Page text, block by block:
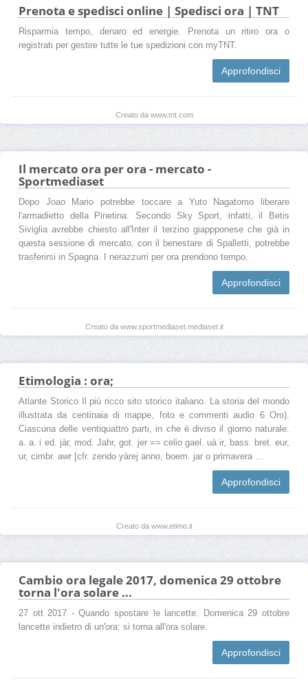
Prenota e spedisci online | Spedisci ora | TNT
Risparmia tempo, denaro ed energie. Prenota un ritiro ora o
registrati per gestire tutte le tue spedizioni con myTNT.
Approfondisci
Creato da www.tnt.com
Il mercato ora per ora - mercato -
Sportmediaset
Dopo Joao Mario potrebbe toccare a Yuto Nagatomo liberare
l'armadietto della Pinetina. Secondo Sky Sport, infatti, il Betis
Siviglia avrebbe chiesto all'Inter il terzino giappponese che già in
questa sessione di mercato, con il benestare di Spalletti, potrebbe
trasferirsi in Spagna. I nerazzurri per ora prendono tempo.
Approfondisci
Creato da www.sportmediaset.mediaset.it
Etimologia : ora;
Atlante Storico Il più ricco sito storico italiano. La storia del mondo
illustrata da centinaia di mappe, foto e commenti audio 6 Oro).
Ciascuna delle ventiquattro parti, in che è diviso il giorno naturale.
a. a. i ed. jàr, mod. Jahr, got. jer == celio gael. uà ir, bass. bret. eur,
ur, cimbr. awr [cfr. zendo yàrej anno, boem. jar o primavera ...
Approfondisci
Creato da www.etimo.it
Cambio ora legale 2017, domenica 29 ottobre
torna l'ora solare ...
27 ott 2017 - Quando spostare le lancette. Domenica 29 ottobre
lancette indietro di un'ora: si torna all'ora solare.
Approfondisci